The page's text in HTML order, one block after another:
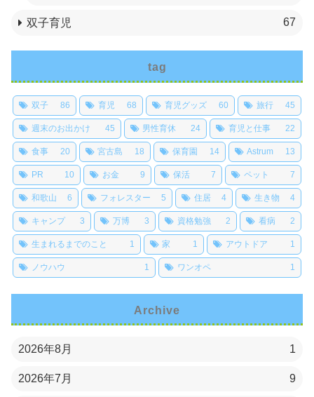
双子育児 67
tag
双子 86 育児 68 育児グッズ 60 旅行 45
週末のお出かけ 45 男性育休 24 育児と仕事 22
食事 20 宮古島 18 保育園 14 Astrum 13
PR 10 お金 9 保活 7 ペット 7
和歌山 6 フォレスター 5 住居 4 生き物 4
キャンプ 3 万博 3 資格勉強 2 看病 2
生まれるまでのこと 1 家 1 アウトドア 1
ノウハウ 1 ワンオペ 1
Archive
2026年8月 1
2026年7月 9